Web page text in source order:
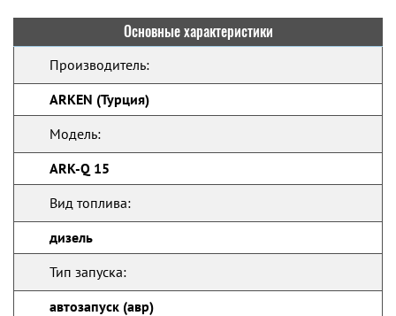
Основные характеристики
Производитель:
ARKEN (Турция)
Модель:
ARK-Q 15
Вид топлива:
дизель
Тип запуска:
автозапуск (авр)